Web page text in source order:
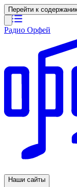
Перейти к
Радио Орфей
Наши сайты